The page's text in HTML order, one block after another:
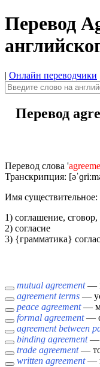
Перевод
| Онлайн переводчики
Перевод
Перевод слова '
Транскрипция:
Имя cуществительное:
1) соглашение, сговор,
2) согласие
3) {грамматика}
mutual agreement—
agreement terms —
peace agreement—
formal agreement—
agreement between
binding agreement—
trade agreement—
written agreement—